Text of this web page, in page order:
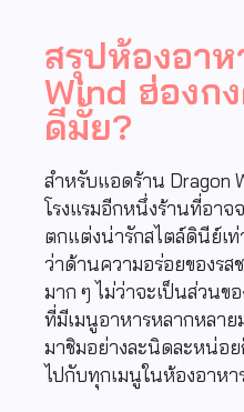
สรุปห้องอาห
Wind ฮ่องก
ดีมั้ย?
สำหรับแอดร้าน Dragon
โรงแรมอีกหนึ่งร้านที่อาจ
ตกแต่งน่ารักสไตล์ดินีย์เ
ว่าด้านความอร่อยของร
มาก ๆ ไม่ว่าจะเป็นส่วนข
ที่มีเมนูอาหารหลากหลาย
มาชิมอย่างละนิดละหน่อย
ไปกับทุกเมนูในห้องอาห